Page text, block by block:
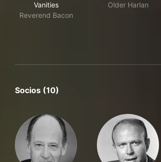
Vanities
Reverend Bacon
Older Harlan
Socios (10)